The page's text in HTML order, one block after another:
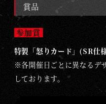
賞品
参加賞
特製「怒りカード」(SR仕
※各開催日ごとに異なるデ
しております。